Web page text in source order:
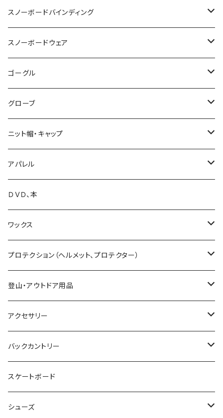
24-25 OGASAKA
25-26 OGASAKA
SCOOTER
24-25 SCOOTER
25-26 SCOOTER
YONEX
23-24 YONEX
24-25 YONEX
011 Artistic
BC STREAM
23-24 BC STREAM
24-25 BC STREAM
UNIT
23-24 UNIT
24-25 UNIT
GENTEMSTICK
18-19 GENTEMSTICK
19-20 GENTEMSTICK
FIELDEARTH
CAPITA
MOSS snowboards
23-24 MOSS Snowboards
24-25 MOSS Snowboards
CROOJA
24-25 CROOJA
25-26 CROOJA
SPREAD
23-24 SPREAD
24-25 SPREAD
GREEN.LAB
24-25 GREEN.LAB
LIB TECH
SALOMON
DEELUXE
24-25 DEELUXE
25-26 DEELUXE
BURTON
K2 TT snowsurfer boots
23-24 K2 TT Snowsurfer Boots
24-25 K2 TT Snowsufer Boots
スノーボードバインディング
BURTON
UNION
24-25 UNION
25-26 UNION
FLUX
24-25 FLUX
25-26 FLUX
SP BINDING
NOW BINDINGS
SPARK R&D
Karakoram
SALOMON
YONEX
PLATE PIA
FLEX BOOSTER TOOL
スノーボードウェア
VOLCOM
GREEN CLOTHING
DAKAINE
P.RHYTHM
TETON BROS.
ゴーグル
OAKLEY
DRAGON
DICE
BANK
GOODMAN
SWANS
SMITH GOGGLE
グローブ
EB'S
VOLCOM
DAKINE
HESTRA
ニット帽・キャップ
LADE Beanie
ファイントラック
GENTEMSTICK
アパレル
VOLCOM
GREEN CLOTHING
LADE Clothing
バンザイペイント
ＤＶＤ、本
ワックス
GALLIUM WAX
固形ワックス（フッ素無し）
固形ワックス（フッ素あり）
COSLABO WAX
プロテクション（ヘルメット、プロテクター）
BERN HELMET
sandbox helmet
EB'S
DICE HELMET
Gallium wax
登山・アウトドア用品
トレッキングシューズ
SCARPA
レインウェア
フィントラック
ベースレイヤー
ファイントラック
テント
アクセサリー
サングラス
オークリー
DICE
バッグ
eb's
小物
バックカントリー
ＭＳＲ
スノーシュー
Black Diamond
スケートボード
シューズ